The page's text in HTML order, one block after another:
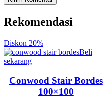
Rekomendasi
Diskon 20%
Beli
sekarang
Conwood Stair Bordes
100×100